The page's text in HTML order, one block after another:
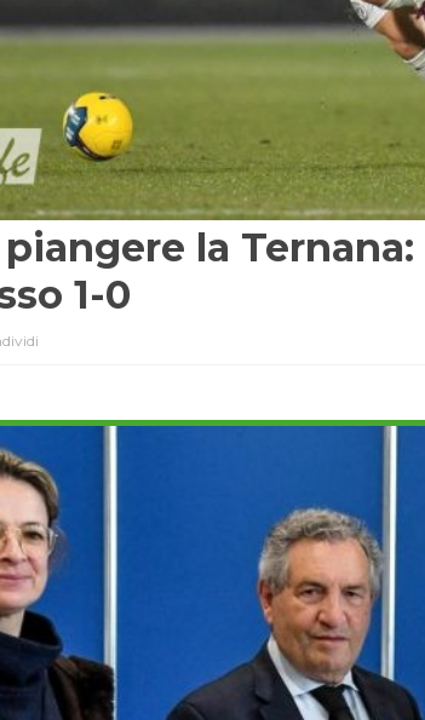
la Ternana:
1-0